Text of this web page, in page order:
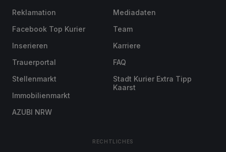
Reklamation
Facebook Top Kurier
Inserieren
Trauerportal
Stellenmarkt
Immobilienmarkt
AZUBI NRW
Mediadaten
Team
Karriere
FAQ
Stadt Kurier Extra Tipp
Kaarst
RECHTLICHES